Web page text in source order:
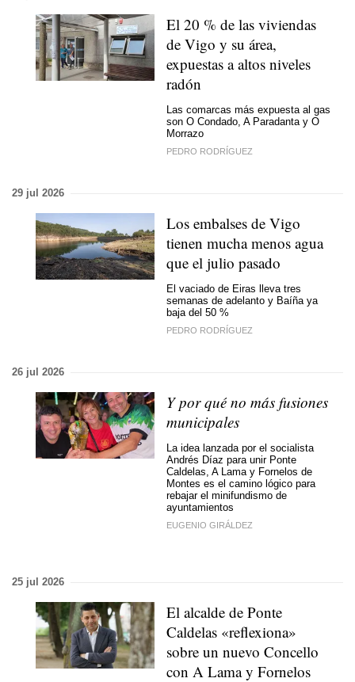
El 20 % de las viviendas
de Vigo y su área,
expuestas a altos niveles
radón
Las comarcas más expuesta al gas
son O Condado, A Paradanta y O
Morrazo
PEDRO RODRÍGUEZ
29 jul 2026
Los embalses de Vigo
tienen mucha menos agua
que el julio pasado
El vaciado de Eiras lleva tres
semanas de adelanto y Baíña ya
baja del 50 %
PEDRO RODRÍGUEZ
26 jul 2026
Y por qué no más fusiones
municipales
La idea lanzada por el socialista
Andrés Díaz para unir Ponte
Caldelas, A Lama y Fornelos de
Montes es el camino lógico para
rebajar el minifundismo de
ayuntamientos
EUGENIO GIRÁLDEZ
25 jul 2026
El alcalde de Ponte
Caldelas «reflexiona»
sobre un nuevo Concello
con A Lama y Fornelos